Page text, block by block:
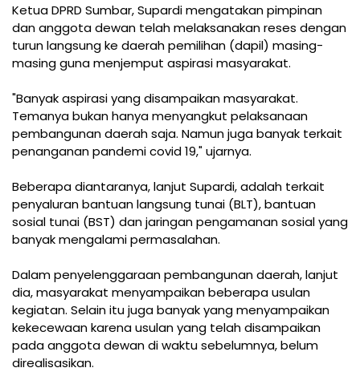
Ketua DPRD Sumbar, Supardi mengatakan pimpinan
dan anggota dewan telah melaksanakan reses dengan
turun langsung ke daerah pemilihan (dapil) masing-
masing guna menjemput aspirasi masyarakat.
"Banyak aspirasi yang disampaikan masyarakat.
Temanya bukan hanya menyangkut pelaksanaan
pembangunan daerah saja. Namun juga banyak terkait
penanganan pandemi covid 19," ujarnya.
Beberapa diantaranya, lanjut Supardi, adalah terkait
penyaluran bantuan langsung tunai (BLT), bantuan
sosial tunai (BST) dan jaringan pengamanan sosial yang
banyak mengalami permasalahan.
Dalam penyelenggaraan pembangunan daerah, lanjut
dia, masyarakat menyampaikan beberapa usulan
kegiatan. Selain itu juga banyak yang menyampaikan
kekecewaan karena usulan yang telah disampaikan
pada anggota dewan di waktu sebelumnya, belum
direalisasikan.